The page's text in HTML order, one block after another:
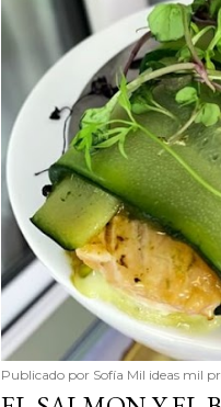
Publicado por Sofía Mil ideas mil